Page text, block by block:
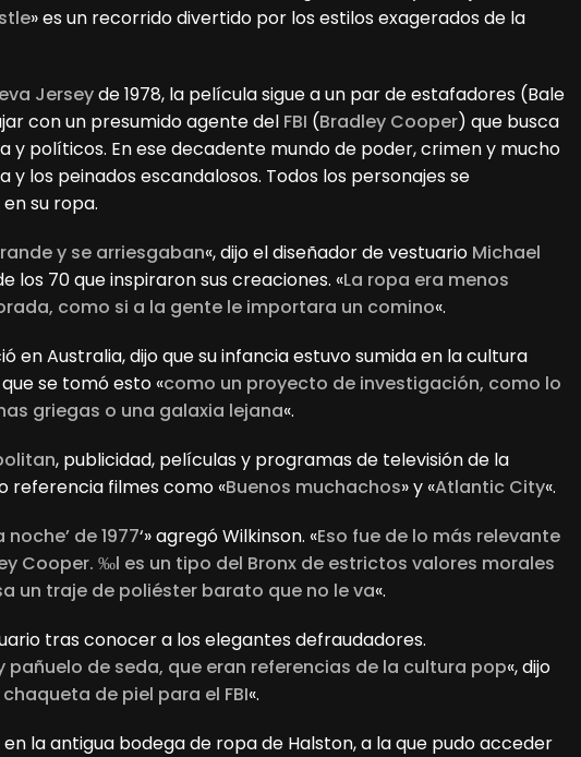
» es un recorrido divertido por los estilos exagerados de la
Jerseyde 1978, la película sigue a un par de estafadores (Bale
con un presumido agente del FBI (Bradley Cooper) que busca
y políticos. En ese decadente mundo de poder, crimen y mucho
y los peinados escandalosos. Todos los personajes se
su ropa.
y se arriesgaban«, dijo el diseñador de vestuario Michael
los 70 que inspiraron sus creaciones. «La ropa era menos
como si a la gente le importara un comino«.
en Australia, dijo que su infancia estuvo sumida en la cultura
se tomó esto «como un proyecto de investigación, como lo
griegas o una galaxia lejana«.
, publicidad, películas y programas de televisión de la
referencia filmes como «Buenos muchachos» y «Atlantic City«.
de 1977‘» agregó Wilkinson. «Eso fue de lo más relevante
Cooper. ‰l es un tipo del Bronx de estrictos valores morales
un traje de poliéster barato que no le va«.
tras conocer a los elegantes defraudadores.
pañuelo de seda, que eran referencias de la cultura pop«, dijo
de piel para el FBI«.
la antigua bodega de ropa de Halston, a la que pudo acceder